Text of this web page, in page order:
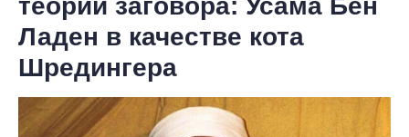
теории заговора: Усама Бен
Ладен в качестве кота
Шредингера